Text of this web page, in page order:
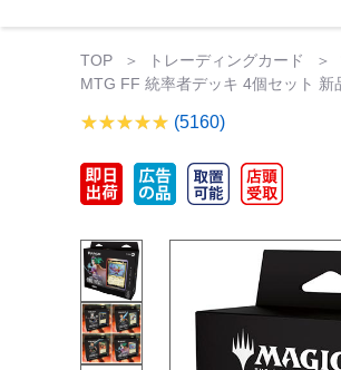
TOP トレーディングカード
MTG FF 統率者デッキ 4個セット
(5160)